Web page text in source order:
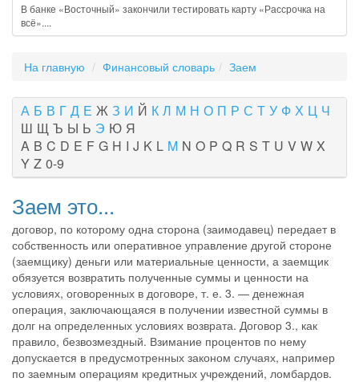
В банке «Восточный» закончили тестировать карту «Рассрочка на
всё»....
На главную Финансовый словарь Заем
А Б В Г Д Е Ж З И Й К Л М Н О П Р С Т У Ф Х Ц Ч
Ш Щ Ъ Ы Ь Э Ю Я
A B C D E F G H I J K L M N O P Q R S T U V W X
Y Z 0-9
Заем это...
договор, по которому одна сторона (заимодавец) передает в
собственность или оперативное управление другой стороне
(заемщику) деньги или материальные ценности, а заемщик
обязуется возвратить полученные суммы и ценности на
условиях, оговоренных в договоре, т. е. 3. — денежная
операция, заключающаяся в получении известной суммы в
долг на определенных условиях возврата. Договор 3., как
правило, безвозмездный. Взимание процентов по нему
допускается в предусмотренных законом случаях, например
по заемным операциям кредитных учреждений, ломбардов.